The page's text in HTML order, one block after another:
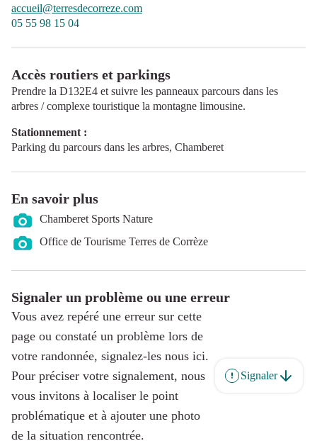
accueil@terresdecorreze.com
05 55 98 15 04
Accès routiers et parkings
Prendre la D132E4 et suivre les panneaux parcours dans les
arbres / complexe touristique la montagne limousine.
Stationnement :
Parking du parcours dans les arbres, Chamberet
En savoir plus
Chamberet Sports Nature
Office de Tourisme Terres de Corrèze
Signaler un problème ou une erreur
Vous avez repéré une erreur sur cette
page ou constaté un problème lors de
votre randonnée, signalez-les nous ici.
Pour préciser votre signalement, nous
vous invitons à localiser le point
problématique et à ajouter une photo
de la situation rencontrée.
Signaler